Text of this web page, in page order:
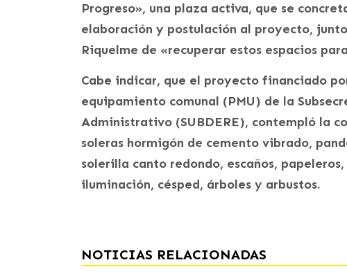
Progreso», una plaza activa, que se
elaboración y postulación al proyecto,
Riquelme de «recuperar estos espacios
Cabe indicar, que el proyecto financiado
equipamiento comunal (PMU) de la
Administrativo (SUBDERE), contempló la
soleras hormigón de cemento vibrado,
solerilla canto redondo, escaños,
iluminación, césped, árboles y arbustos.
NOTICIAS RELACIONADAS